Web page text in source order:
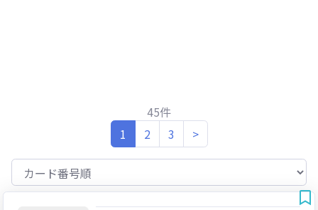
45件
1 (current)
2 3 >